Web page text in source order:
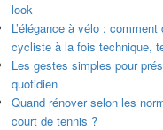
look
L’élégance à vélo :
cycliste à la fois technique,
Les gestes simples pour
quotidien
Quand rénover selon les
court de tennis ?